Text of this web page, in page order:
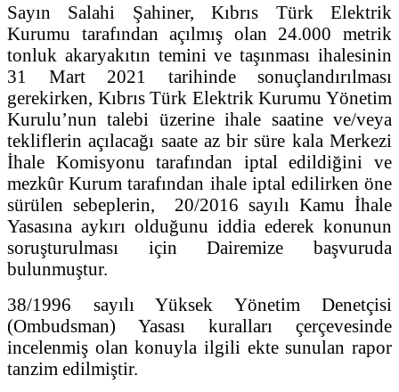
Sayın Salahi Şahiner, Kıbrıs Türk Elektrik
Kurumu tarafından açılmış olan 24.000 metrik
tonluk akaryakıtın temini ve taşınması ihalesinin
31 Mart 2021 tarihinde sonuçlandırılması
gerekirken, Kıbrıs Türk Elektrik Kurumu Yönetim
Kurulu’nun talebi üzerine ihale saatine ve/veya
tekliflerin açılacağı saate az bir süre kala Merkezi
İhale Komisyonu tarafından iptal edildiğini ve
mezkûr Kurum tarafından ihale iptal edilirken öne
sürülen sebeplerin, 20/2016 sayılı Kamu İhale
Yasasına aykırı olduğunu iddia ederek konunun
soruşturulması için Dairemize başvuruda
bulunmuştur.
38/1996 sayılı Yüksek Yönetim Denetçisi
(Ombudsman) Yasası kuralları çerçevesinde
incelenmiş olan konuyla ilgili ekte sunulan rapor
tanzim edilmiştir.